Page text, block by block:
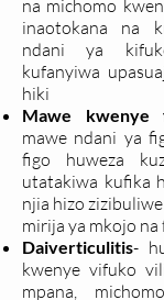
na michomo
inaotokana na
ndani ya
kufanyiwa
hiki
Mawe kwenye
mawe ndani ya
figo huweza
utatakiwa kufika
njia hizo
mirija ya mkojo na
Daiverticulitis-
kwenye vifuko
mpana,